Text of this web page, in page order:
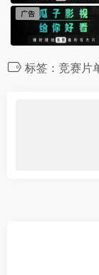
标签：竞赛片